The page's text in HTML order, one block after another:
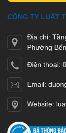
CÔNG TY LUẬT
Địa chỉ:
Phường
Điện thoại:
Email:
Website: